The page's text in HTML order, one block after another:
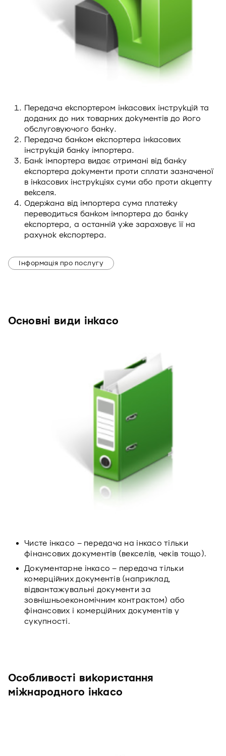
Передача експортером інкасових інструкцій та
доданих до них товарних документів до його
обслуговуючого банку.
Передача банком експортера інкасових
інструкцій банку імпортера.
Банк імпортера видає отримані від банку
експортера документи проти сплати зазначеної
в інкасових інструкціях суми або проти акцепту
векселя.
Одержана від імпортера сума платежу
переводиться банком імпортера до банку
експортера, а останній уже зараховує її на
рахунок експортера.
Інформація про послугу
Основні види інкасо
Чисте інкасо – передача на інкасо тільки
фінансових документів (векселів, чеків тощо).
Документарне інкасо – передача тільки
комерційних документів (наприклад,
відвантажувальні документи за
зовнішньоекономічним контрактом) або
фінансових і комерційних документів у
сукупності.
Особливості використання
міжнародного інкасо